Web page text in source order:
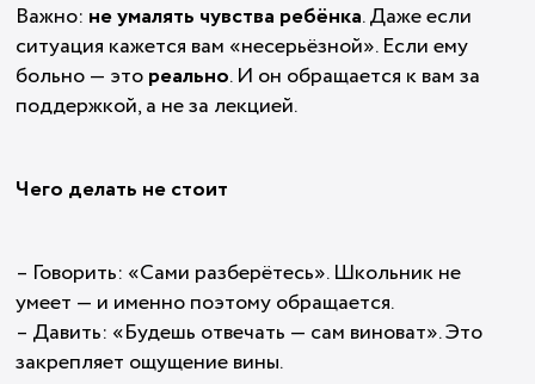
Важно: не умалять чувства ребёнка. Даже если
ситуация кажется вам «несерьёзной». Если ему
больно — этореально. И он обращается к вам за
поддержкой, а не за лекцией.
Чего делать не стоит
– Говорить: «Сами разберётесь». Школьник не
умеет — и именно поэтому обращается.
– Давить: «Будешь отвечать — сам виноват». Это
закрепляет ощущение вины.